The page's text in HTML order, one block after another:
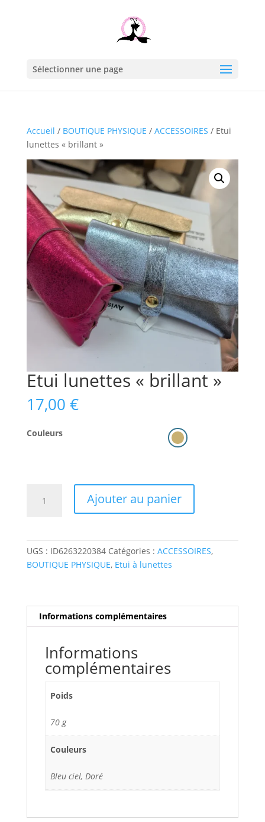
Sélectionner une page
Accueil / BOUTIQUE PHYSIQUE / ACCESSOIRES / Etui
lunettes « brillant »
Etui lunettes « brillant »
17,00 €
Couleurs
Ajouter au panier
UGS : ID6263220384 Catégories : ACCESSOIRES,
BOUTIQUE PHYSIQUE, Etui à lunettes
Informations complémentaires
Informations
complémentaires
Poids
70 g
Couleurs
Bleu ciel, Doré